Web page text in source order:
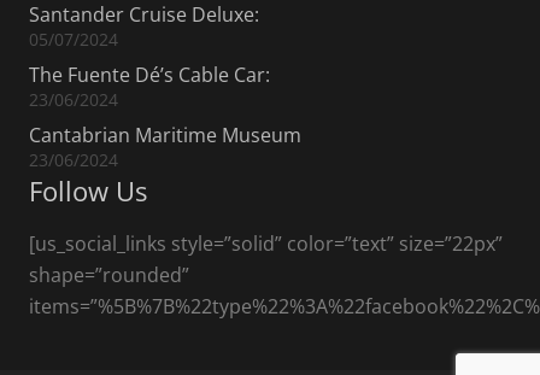
Santander Cruise Deluxe:
05/07/2024
The Fuente Dé’s Cable Car:
23/06/2024
Cantabrian Maritime Museum
23/06/2024
Follow Us
[us_social_links style=”solid” color=”text” size=”22px”
shape=”rounded”